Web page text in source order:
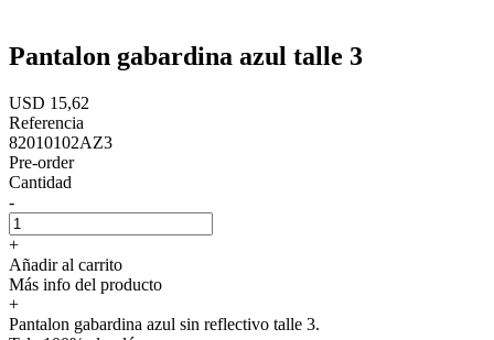
Pantalon gabardina azul talle 3
USD 15,62
Referencia
82010102AZ3
Pre-order
Cantidad
-
+
Añadir al carrito
Más info del producto
+
Pantalon gabardina azul sin reflectivo talle 3.